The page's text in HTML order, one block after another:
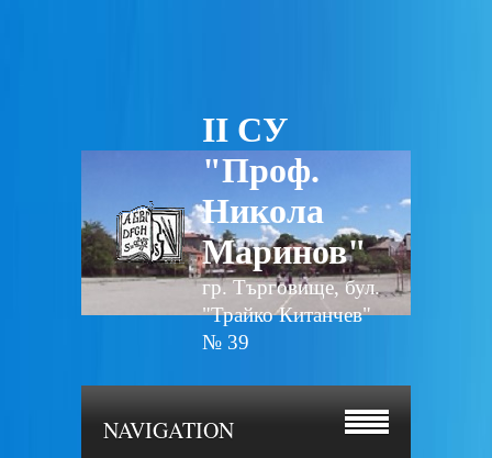
II СУ
"Проф.
Никола
Маринов"
гр. Търговище, бул.
"Трайко Китанчев"
№ 39
NAVIGATION